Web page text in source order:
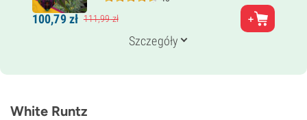
Rodzice
OG Kush x LA Confidential x Ruderalis
25% Sativa
9–10 tygodni od nasiona do zbiorów
24%
100,79zł 111,99zł
Szczegóły
White Runtz